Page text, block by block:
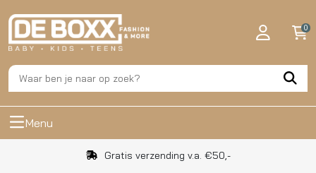
0
Menu
Gratis verzending v.a. €50,-